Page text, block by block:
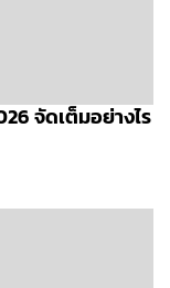
จัดเต็มอย่างไร